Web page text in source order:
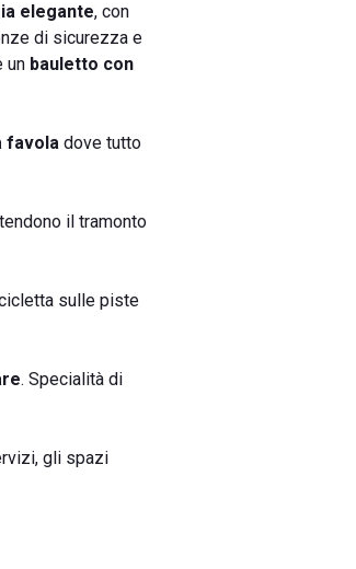
elegante, con
di sicurezza e
un bauletto con
favola dove tutto
il tramonto
sulle piste
. Specialità di
gli spazi